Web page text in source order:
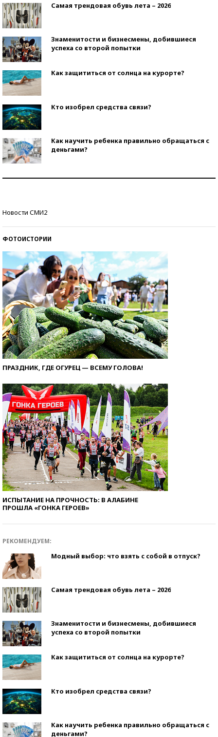
Самая трендовая обувь лета – 2026
Знаменитости и бизнесмены, добившиеся
успеха со второй попытки
Как защититься от солнца на курорте?
Кто изобрел средства связи?
Как научить ребенка правильно обращаться с
деньгами?
Новости СМИ2
ФОТОИСТОРИИ
ПРАЗДНИК, ГДЕ ОГУРЕЦ — ВСЕМУ ГОЛОВА!
ИСПЫТАНИЕ НА ПРОЧНОСТЬ: В АЛАБИНЕ
ПРОШЛА «ГОНКА ГЕРОЕВ»
РЕКОМЕНДУЕМ:
Модный выбор: что взять с собой в отпуск?
Самая трендовая обувь лета – 2026
Знаменитости и бизнесмены, добившиеся
успеха со второй попытки
Как защититься от солнца на курорте?
Кто изобрел средства связи?
Как научить ребенка правильно обращаться с
деньгами?